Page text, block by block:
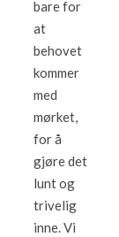
bare for
at
behovet
kommer
med
mørket,
for å
gjøre det
lunt og
trivelig
inne. Vi